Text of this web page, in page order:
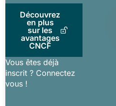
Découvrez
en plus
sur les
avantages
CNCF
Vous êtes déjà
inscrit ? Connectez
vous !